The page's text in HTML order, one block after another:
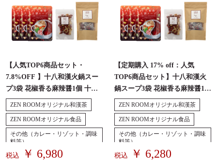
【人気TOP6商品セット・
7.8%OFF 】十八和漢火鍋スー
プ3袋 花椒香る麻辣醤1個 十八
和漢健彩スープ3袋 和漢6種セッ
ト1袋 美的茶（やくぜん茶）1袋
いつでも薬膳おやつ1袋
ZEN ROOMオリジナル和漢茶
ZEN ROOMオリジナル食品
その他（カレー・リゾット・調味
料等）
十八和漢 健彩スープ
税込 ￥ 6,980
【定期購入 17% off：人気
TOP6商品セット】十八和漢火
鍋スープ3袋 花椒香る麻辣醤1個
十八和漢健彩スープ3袋 和漢6種
セット1袋 美的茶1袋 いつでも
薬膳おやつ1袋
ZEN ROOMオリジナル和漢茶
ZEN ROOMオリジナル食品
その他（カレー・リゾット・調味
料等）
十八和漢 健彩スープ
税込 ￥ 6,280